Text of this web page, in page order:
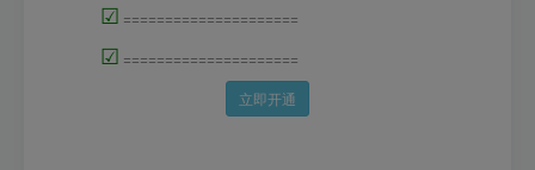
☑ =====================
☑ =====================
立即开通